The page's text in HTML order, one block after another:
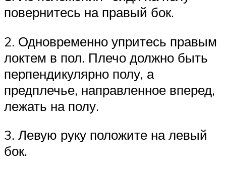
повернитесь на правый бок.
2. Одновременно упритесь правым
локтем в пол. Плечо должно быть
перпендикулярно полу, а
предплечье, направленное вперед,
лежать на полу.
3. Левую руку положите на левый
бок.